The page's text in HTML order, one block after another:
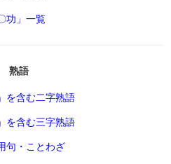
功」一覧
熟語
を含む二字熟語
を含む三字熟語
句・ことわざ